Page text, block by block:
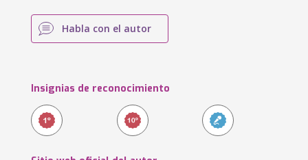
Habla con el autor
Insignias de reconocimiento